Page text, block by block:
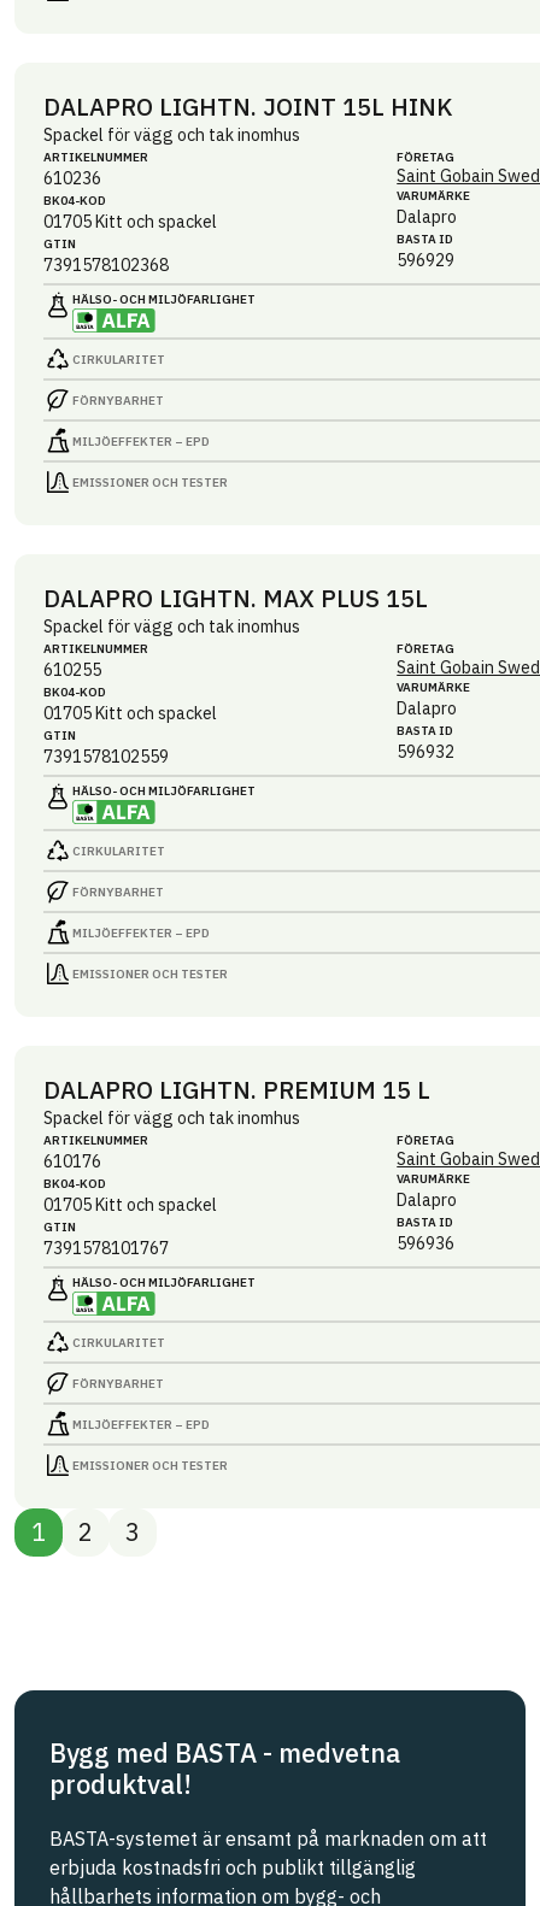
DALAPRO LIGHTN. JOINT 15L HINK
Spackel för vägg och tak inomhus
ARTIKEL­NUMMER
610236
BK04-KOD
01705Kitt och spackel
GTIN
7391578102368
FÖRETAG
Saint Gobain
VARUMÄRKE
Dalapro
BASTA ID
596929
HÄLSO- OCH MILJÖ­FARLIGHET
CIRKULARITET
FÖRNYBARHET
MILJÖEFFEKTER – EPD
EMISSIONER OCH TESTER
DALAPRO LIGHTN. MAX PLUS 15L
Spackel för vägg och tak inomhus
ARTIKEL­NUMMER
610255
BK04-KOD
01705Kitt och spackel
GTIN
7391578102559
FÖRETAG
Saint Gobain
VARUMÄRKE
Dalapro
BASTA ID
596932
HÄLSO- OCH MILJÖ­FARLIGHET
CIRKULARITET
FÖRNYBARHET
MILJÖEFFEKTER – EPD
EMISSIONER OCH TESTER
DALAPRO LIGHTN. PREMIUM 15 L
Spackel för vägg och tak inomhus
ARTIKEL­NUMMER
610176
BK04-KOD
01705Kitt och spackel
GTIN
7391578101767
FÖRETAG
Saint Gobain
VARUMÄRKE
Dalapro
BASTA ID
596936
HÄLSO- OCH MILJÖ­FARLIGHET
CIRKULARITET
FÖRNYBARHET
MILJÖEFFEKTER – EPD
EMISSIONER OCH TESTER
1 2 3
Bygg med BASTA - medvetna
produktval!
BASTA-systemet är ensamt på marknaden om att
erbjuda kostnadsfri och publikt tillgänglig
hållbarhets information om bygg- och